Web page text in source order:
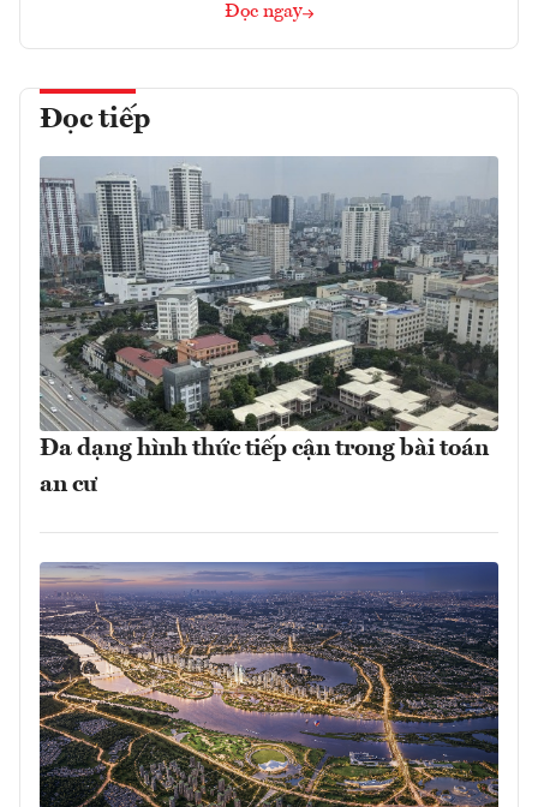
Đọc ngay
Đọc tiếp
Đa dạng hình thức tiếp cận trong bài toán
an cư